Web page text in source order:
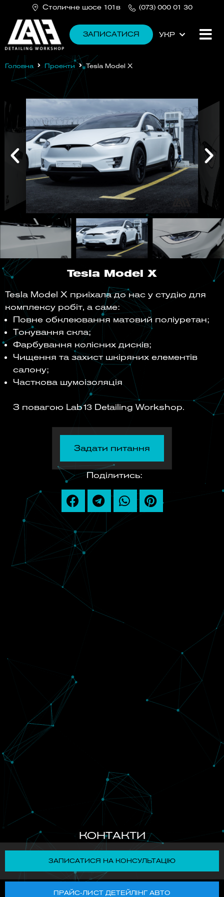
Столичне шосе 101в (073) 000 01 30
ЗАПИСАТИСЯ УКР
РУС
Головна Проекти Tesla Model X
Tesla Model X
Tesla Model X приїхала до нас у студію для
комплексу робіт, а саме:
Повне обклеювання матовий поліуретан;
Тонування скла;
Фарбування колісних дисків;
Чищення та захист шкіряних елементів
салону;
Часткова шумоізоляція
З повагою Lab13 Detailing Workshop.
Задати питання
Поділитись:
КОНТАКТИ
ЗАПИСАТИСЯ НА КОНСУЛЬТАЦІЮ
ПРАЙС-ЛИСТ ДЕТЕЙЛІНГ АВТО